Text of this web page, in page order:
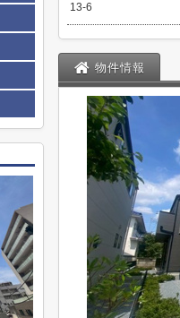
13-6
物件情報